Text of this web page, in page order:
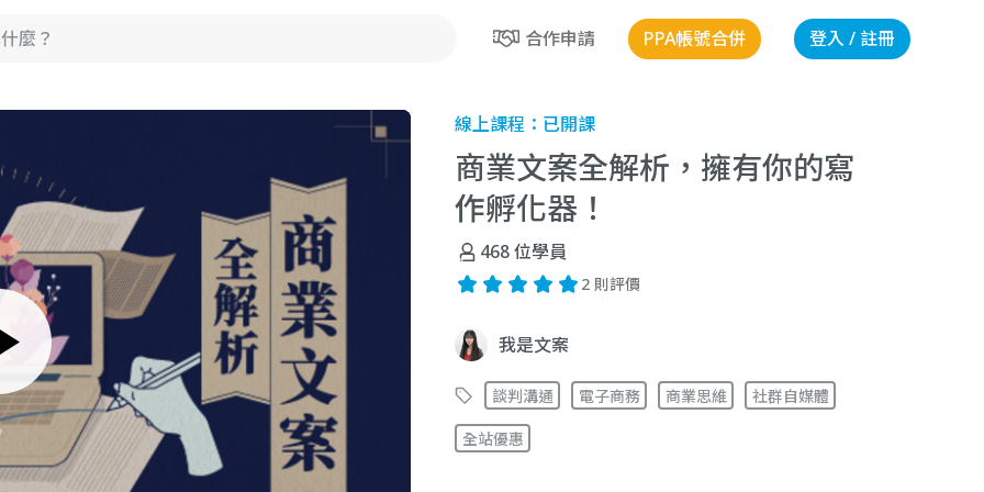
合作申請 PPA帳號合併 登入 / 註冊
線上課程： 已開課
商業文案全解析，擁有你的寫
作孵化器！
468位學員
2 則評價
我是文案
談判溝通 電子商務 商業思維 社群自媒體
全站優惠